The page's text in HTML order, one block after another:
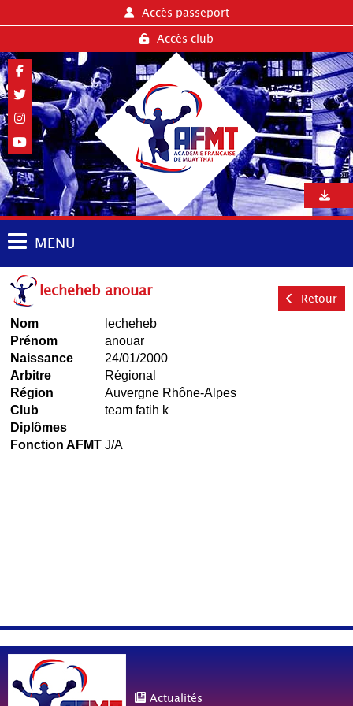
Accès passeport
Accès club
MENU
lecheheb anouar Retour
Nom
lecheheb
Prénom
anouar
Naissance
24/01/2000
Arbitre
Régional
Région
Auvergne Rhône-Alpes
Club
team fatih k
Diplômes
Fonction AFMT J/A
Actualités